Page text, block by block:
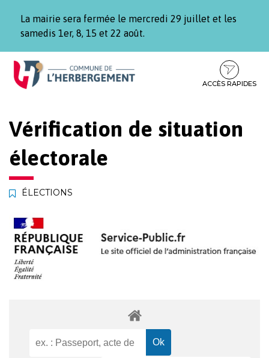
La mairie sera fermée le mercredi 29 juillet et les
samedis 1er, 8, 15 et 22 août.
Aller
Aller
contenu
Aller
pied
ACCÈS RAPIDES
Vérification de situation
électorale
ÉLECTIONS